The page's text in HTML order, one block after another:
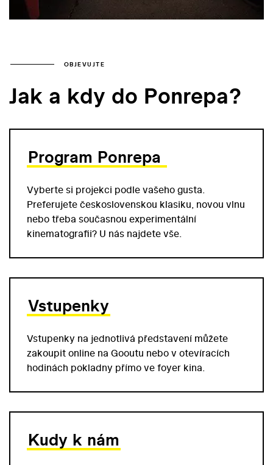
OBJEVUJTE
Jak a kdy do Ponrepa?
Program Ponrepa
Vyberte si projekci podle vašeho gusta.
Preferujete československou klasiku, novou vlnu
nebo třeba současnou experimentální
kinematografii? U nás najdete vše.
Vstupenky
Vstupenky na jednotlivá představení můžete
zakoupit online na Gooutu nebo v otevíracích
hodinách pokladny přímo ve foyer kina.
Kudy k nám